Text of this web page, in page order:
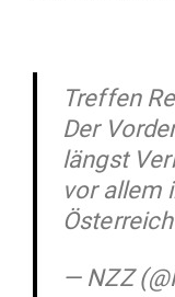
Treffen
Der
längst
vor allem
— NZZ